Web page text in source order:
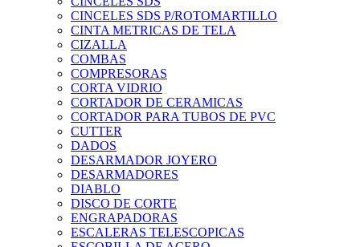
CINCELES SDS P/ROTOMARTILLO
CINTA METRICAS DE TELA
CIZALLA
COMBAS
COMPRESORAS
CORTA VIDRIO
CORTADOR DE CERAMICAS
CORTADOR PARA TUBOS DE PVC
CUTTER
DADOS
DESARMADOR JOYERO
DESARMADORES
DIABLO
DISCO DE CORTE
ENGRAPADORAS
ESCALERAS TELESCOPICAS